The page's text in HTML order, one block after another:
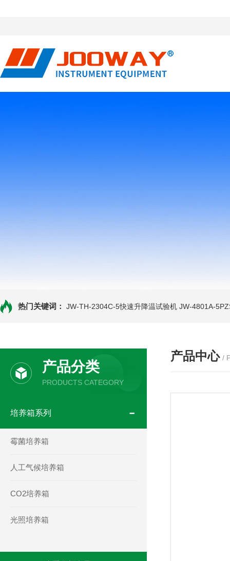
热门关键词： JW-TH-2304C-5快速升降温试验机 JW-4801A-
产品分类
PRODUCTS CATEGORY
培养箱系列
霉菌培养箱
人工气候培养箱
CO2培养箱
光照培养箱
产品中心 /